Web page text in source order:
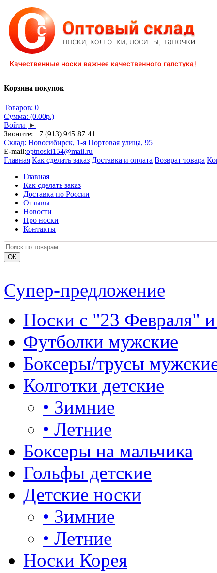
Корзина покупок
Товаров: 0
Сумма: (0.00р.)
Войти ►
Звоните: +7 (913) 945-87-41
Склад: Новосибирск, 1-я Портовая улица, 95
E-mail:optnoski154@mail.ru
Главная Как сделать заказ Доставка и оплата Возврат товара
Главная
Как сделать заказ
Доставка по России
Отзывы
Новости
Про носки
Контакты
Супер-предложение
Носки с "23 Февраля"
Футболки мужские
Боксеры/трусы
Колготки детские
• Зимние
• Летние
Боксеры на мальчика
Гольфы детские
Детские носки
• Зимние
• Летние
Носки Корея